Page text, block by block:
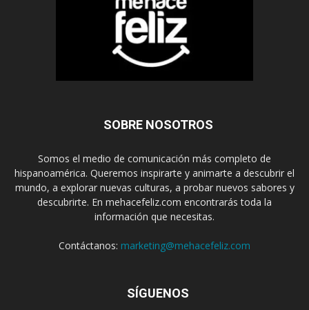
SOBRE NOSOTROS
Somos el medio de comunicación más completo de
hispanoamérica. Queremos inspirarte y animarte a descubrir el
mundo, a explorar nuevas culturas, a probar nuevos sabores y
descubrirte. En mehacefeliz.com encontrarás toda la
información que necesitas.
Contáctanos: marketing@mehacefeliz.com
SÍGUENOS